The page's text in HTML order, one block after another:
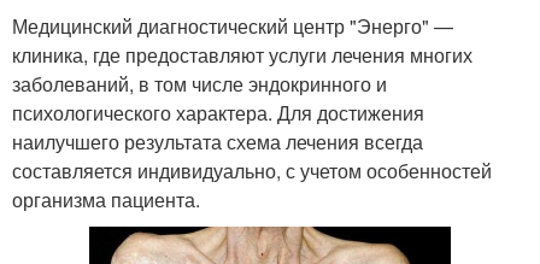
Медицинский диагностический центр "Энерго" —
клиника, где предоставляют услуги лечения многих
заболеваний, в том числе эндокринного и
психологического характера. Для достижения
наилучшего результата схема лечения всегда
составляется индивидуально, с учетом особенностей
организма пациента.